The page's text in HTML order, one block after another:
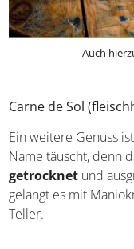
Auch
Carne de Sol
Ein weitere Genuss
Name täuscht, denn
getrocknet und
Zubereitung gelangt
Zwiebeln auf die Teller.